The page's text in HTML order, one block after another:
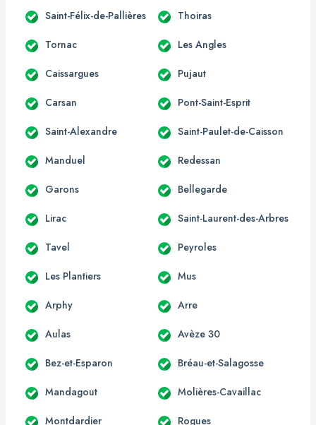
Saint-Félix-de-Pallières Thoiras
Tornac Les Angles
Caissargues Pujaut
Carsan Pont-Saint-Esprit
Saint-Alexandre Saint-Paulet-de-Caisson
Manduel Redessan
Garons Bellegarde
Lirac Saint-Laurent-des-Arbres
Tavel Peyroles
Les Plantiers Mus
Arphy Arre
Aulas Avèze 30
Bez-et-Esparon Bréau-et-Salagosse
Mandagout Molières-Cavaillac
Montdardier Rogues